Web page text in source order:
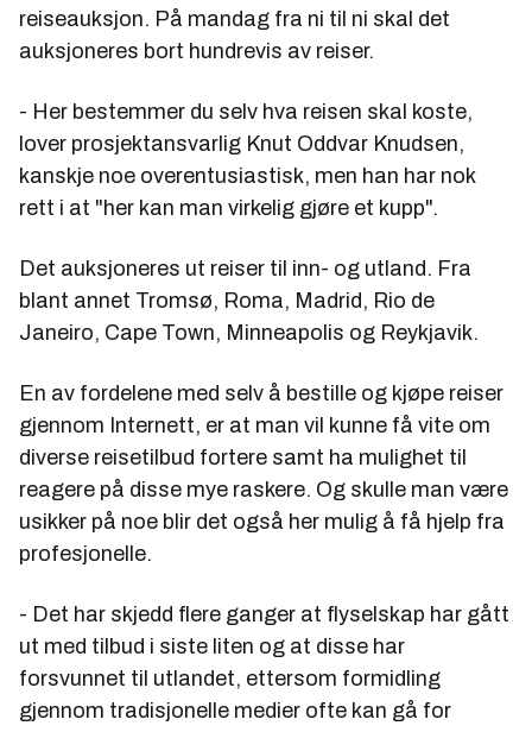
reiseauksjon. På mandag fra ni til ni skal det
auksjoneres bort hundrevis av reiser.
- Her bestemmer du selv hva reisen skal koste,
lover prosjektansvarlig Knut Oddvar Knudsen,
kanskje noe overentusiastisk, men han har nok
rett i at "her kan man virkelig gjøre et kupp".
Det auksjoneres ut reiser til inn- og utland. Fra
blant annet Tromsø, Roma, Madrid, Rio de
Janeiro, Cape Town, Minneapolis og Reykjavik.
En av fordelene med selv å bestille og kjøpe reiser
gjennom Internett, er at man vil kunne få vite om
diverse reisetilbud fortere samt ha mulighet til
reagere på disse mye raskere. Og skulle man være
usikker på noe blir det også her mulig å få hjelp fra
profesjonelle.
- Det har skjedd flere ganger at flyselskap har gått
ut med tilbud i siste liten og at disse har
forsvunnet til utlandet, ettersom formidling
gjennom tradisjonelle medier ofte kan gå for